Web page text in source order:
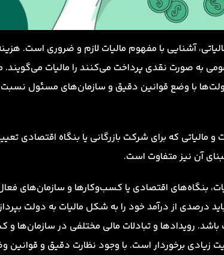
آشنایی با مفهوم مالیات لازم و ضروری است.
به صورت نقدی پرداخت می‌کنند را مالیات می‌گویند.
با وضع قوانین دقیق و سازمان‌های مسئول نسبت
و مالیاتی که برای شرکت بازرگانی یا بنگاه اقتصادی
آن نیز متفاوت است.
بنگاه‌های اقتصادی یا کسب‌‌وکارها و سازمان‌های
درصدی از درآمد خود را به شکل مالیات به دولت
رویدادها و تبادلات مالی مختلفی در سازمان‌ها و
زیادی برخوردار است. با وجود نظارت دقیق و